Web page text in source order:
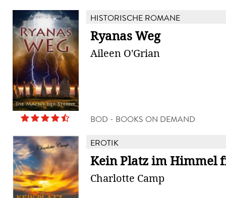
HISTORISCHE ROMANE
Ryanas Weg
Aileen O'Grian
BOD - BOOKS ON DEMAND
EROTIK
Kein Platz im Himmel
Charlotte Camp